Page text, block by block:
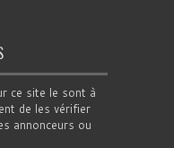
ce site le sont à
de les vérifier
annonceurs ou